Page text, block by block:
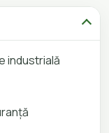
industrială